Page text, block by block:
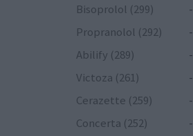
Bisoprolol (299)
-
Propranolol (292)
-
Abilify (289)
-
Victoza (261)
-
Cerazette (259)
-
Concerta (252)
-